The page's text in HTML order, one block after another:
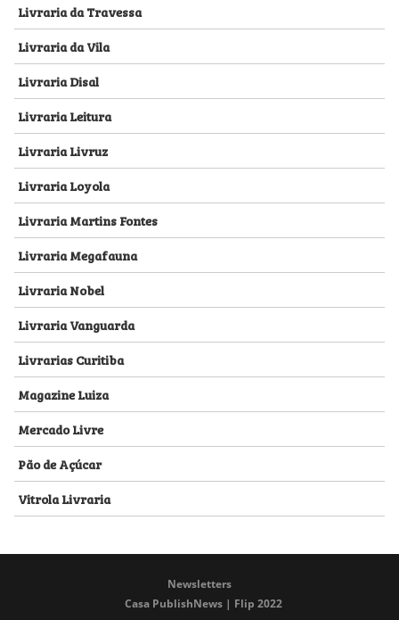
Livraria da Travessa
Livraria da Vila
Livraria Disal
Livraria Leitura
Livraria Livruz
Livraria Loyola
Livraria Martins Fontes
Livraria Megafauna
Livraria Nobel
Livraria Vanguarda
Livrarias Curitiba
Magazine Luiza
Mercado Livre
Pão de Açúcar
Vitrola Livraria
Newsletters
Casa PublishNews | Flip 2022